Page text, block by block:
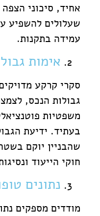
אחיד, סיכוני
שעלולים להשפיע
עמידה בתקנות.
אימות גבול
סקרי קרקע
גבולות הנכס,
משפטיות
בעתיד. ידיעת
שהבניין יוקם
חוקי הייעוד
נתונים
מודדים מספקים